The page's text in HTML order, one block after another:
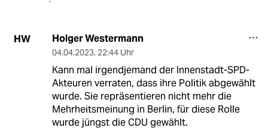
HW Holger Westermann
04.04.2023, 22:44 Uhr
Kann mal irgendjemand der Innenstadt-SPD-
Akteuren verraten, dass ihre Politik abgewählt
wurde. Sie repräsentieren nicht mehr die
Mehrheitsmeinung in Berlin, für diese Rolle
wurde jüngst die CDU gewählt.